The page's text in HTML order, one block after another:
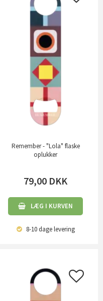
Remember - "Lola" flaske
oplukker
79,00 DKK
LÆG I KURVEN
8-10 dagelevering